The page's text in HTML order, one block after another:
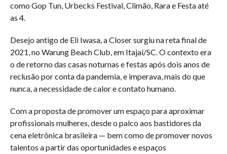
como Gop Tun, Urbecks Festival, Climão, Rara e Festa até
as 4.
Desejo antigo de Eli Iwasa, a Closer surgiu na reta final de
2021, no Warung Beach Club, em Itajaí/SC. O contexto era
o de retorno das casas noturnas e festas após dois anos de
reclusão por conta da pandemia, e imperava, mais do que
nunca, a necessidade de calor e contato humano.
Com a proposta de promover um espaço para aproximar
profissionais mulheres, desde o palco aos bastidores da
cena eletrônica brasileira — bem como de promover novos
talentos a partir das oportunidades e espaços